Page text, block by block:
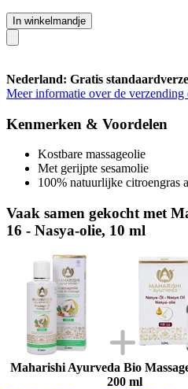
In winkelmandje
Nederland: Gratis
Meer informatie over de verzending
Kenmerken & Voordelen
Kostbare massageolie
Met gerijpte sesamolie
100% natuurlijke citroengras
Vaak samen gekocht met
16 - Nasya-olie, 10 ml
Maharishi Ayurveda Bio
200 ml